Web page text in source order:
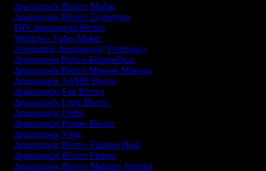
Δημιουργός Βίντεο Μόδας
Δημιουργός Βίντεο Ξενάγησης
DIY Δημιουργία Βίντεο
Windows Video Maker
Αυτόματος Δημιουργός Υποτίτλων
Δημιουργία Βίντεο Κατοικίδιων
Δημιουργία Βίντεο Μικρού Μήκους
Δημιουργός ASMR Βίντεο
Δημιουργός Fan Βίντεο
Δημιουργός Lyric Βίντεο
Δημιουργός Outro
Δημιουργός Promo Βίντεο
Δημιουργός Vlog
Δημιουργός Βίντεο Fashion Haul
Δημιουργός Βίντεο Fitness
Δημιουργός Βίντεο Makeup Tutorial